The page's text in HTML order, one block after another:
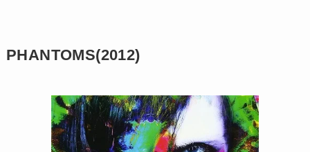
PHANTOMS(2012)